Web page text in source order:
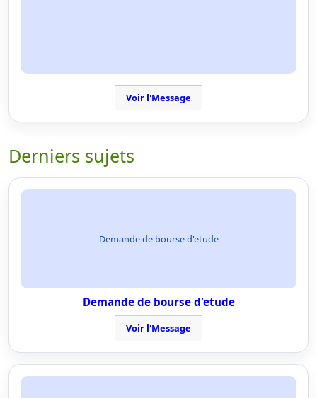
Voir l'Message
Derniers sujets
Demande de bourse d'etude
Demande de bourse d'etude
Voir l'Message